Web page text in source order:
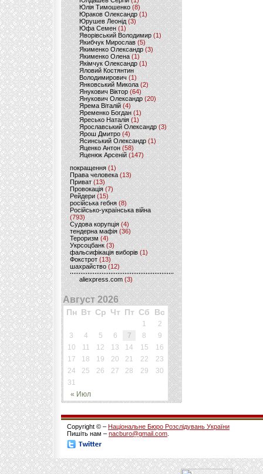
Юлія Тимошенко (8)
Юраков Олександр (1)
Юрушев Леонід (3)
Юфа Семен (1)
Яворівський Володимир (1)
Якибчук Мирослав (5)
Якименко Олександр (3)
Якименко Олена(1)
Якімчук Олександр (1)
Яловий Костянтин
Володимирович (1)
Янковський Микола(2)
Янукович Віктор (64)
Янукович Олександр(20)
Ярема Віталій(4)
Яременко Богдан(1)
Яресько Наталія(1)
Ярославський Олександр (3)
Ярош Дмитро (4)
Ясинський Олександр (1)
Яценко Антон(58)
Яценюк Арсеній (147)
покращення (1)
Права человека(13)
Приват (13)
Провокація (7)
Рейдери (15)
російська гебня (8)
Російсько-українська війна
(793)
Судова корупція (4)
тендерна мафія (36)
Тероризм (4)
Укрсоцбанк (3)
фальсифікація виборів (1)
Фокстрот(13)
шахрайство (12)
aliexpress.com (3)
Август 2026
Пн Вт Ср Чт Пт Сб Вс
« Июл
1
2
3
4 5 6 7 8
9
10
11 12 13 14 15
16
17
18 19 20 21 22
23
24
25 26 27 28 29
30
31
Copyright © – Національне Бюро Розслідувань України
Пишіть нам – nacburo@gmail.com